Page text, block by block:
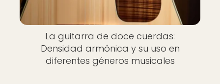
La guitarra de doce cuerdas:
Densidad armónica y su uso en
diferentes géneros musicales